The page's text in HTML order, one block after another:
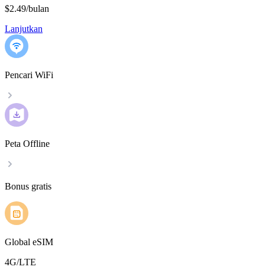
$2.49/bulan
Lanjutkan
Pencari WiFi
Peta Offline
Bonus gratis
Global eSIM
4G/LTE